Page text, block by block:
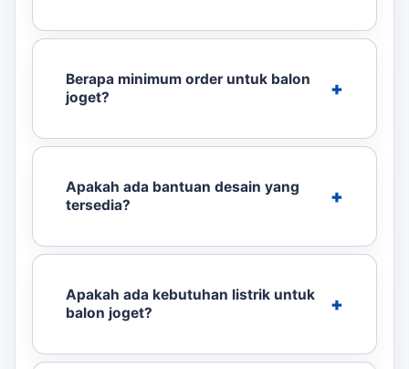
Berapa minimum order untuk balon
joget?
Apakah ada bantuan desain yang
tersedia?
Apakah ada kebutuhan listrik untuk
balon joget?